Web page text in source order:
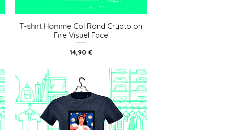
Aperçu rapide
T-shirt Homme Col Rond Crypto on
Fire Visuel Face
Prix
14,90 €